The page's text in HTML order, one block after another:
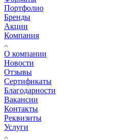
Портфолио
Бренды
Акции
Компания
О компании
Новости
Отзывы
Сертификаты
Благодарности
Вакансии
Контакты
Реквизиты
Услуги